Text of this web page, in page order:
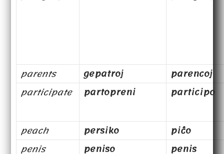
parents gepatroj
parencoj
participate
partopreni participo
peach persiko
piĉo
penis
peniso
penis